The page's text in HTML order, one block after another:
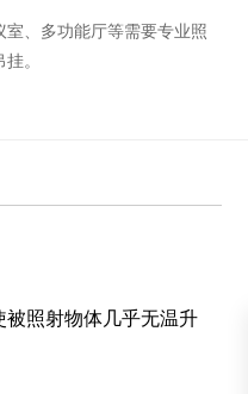
、多功能厅等需要专业照
。
照射物体几乎无温升